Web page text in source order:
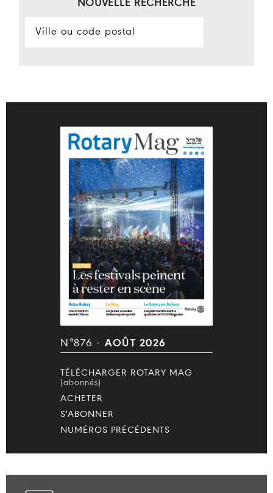
NOUVELLE RECHERCHE
N°876 - AOÛT 2026
TÉLÉCHARGER ROTARY MAG
(abonnés)
ACHETER
S'ABONNER
NUMÉROS PRÉCÉDENTS